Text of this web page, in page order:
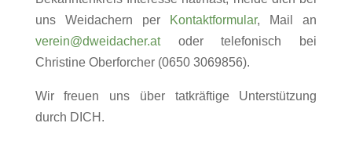
uns Weidachern per
Kontaktformular, Mail an
verein@dweidacher.atoder telefonisch bei
Christine Oberforcher (0650 3069856).
Wir freuen uns über tatkräftige Unterstützung
durch DICH.